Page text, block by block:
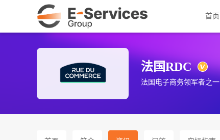
首页
法国RDC
法国电子商务领军者之一